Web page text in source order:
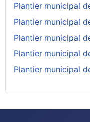
Plantier municipal
Plantier municipal
Plantier municipal
Plantier municipal
Plantier municipal